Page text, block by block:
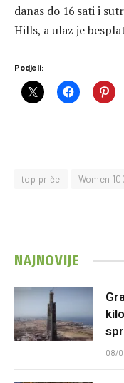
danas do 16 sati i
Hills, a ulaz je
Podjeli:
top priče Women
NAJNOVIJE
08/